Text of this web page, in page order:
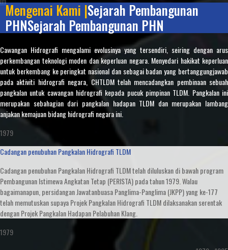
Mengenai Kami |Sejarah Pembangunan
PHNSejarah Pembangunan PHN
Cawangan Hidrografi mengalami evolusinya yang tersendiri, seiring dengan arus
perkembangan teknologi moden dan keperluan negara. Menyedari hakikat keperluan
untuk berkembang ke peringkat nasional dan sebagai badan yang bertanggungjawab
pada aktiviti hidrografi negara, CHTLDM telah mencadangkan pembinaan sebuah
pangkalan untuk cawangan hidrografi kepada pucuk pimpinan TLDM. Pangkalan ini
merupakan sebahagian dari pangkalan hadapan TLDM dan merupakan lambang
anjakan kemajuan bidang hidrografi negara ini.
1979
Cadangan penubuhan Pangkalan Hidrografi TLDM
Cadangan penubuhan Pangkalan Hidrografi TLDM telah diluluskan di bawah program
Pembangunan Istimewa Angkatan Tetap (PERISTA) pada tahun 1979. Walau
bagaimanapun, persidangan Jawatanbuasa Panglima-Panglima (JKPP) yang ke-177
telah memutuskan supaya Projek Pangkalan Hidrografi TLDM dilaksanakan serentak
dengan Projek Pangkalan Hadapan Pelabuhan Klang.
1979
..
MyMarine
Geohub